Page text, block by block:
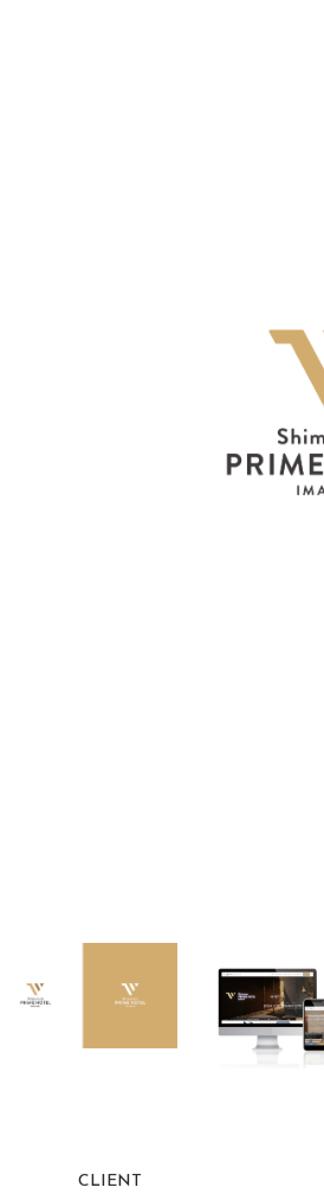
CLIENT